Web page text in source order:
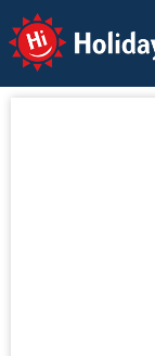
Holiday